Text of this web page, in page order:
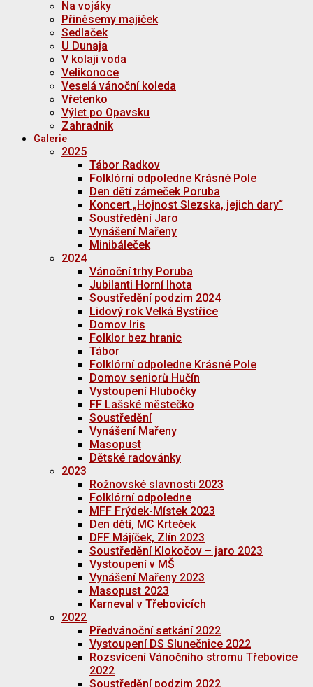
Na vojáky
Přiněsemy majiček
Sedlaček
U Dunaja
V kolaji voda
Velikonoce
Veselá vánoční koleda
Vřetenko
Výlet po Opavsku
Zahradnik
Galerie
2025
Tábor Radkov
Folklórní odpoledne Krásné Pole
Den dětí zámeček Poruba
Koncert „Hojnost Slezska, jejich dary“
Soustředění Jaro
Vynášení Mařeny
Minibáleček
2024
Vánoční trhy Poruba
Jubilanti Horní lhota
Soustředění podzim 2024
Lidový rok Velká Bystřice
Domov Iris
Folklor bez hranic
Tábor
Folklórní odpoledne Krásné Pole
Domov seniorů Hučín
Vystoupení Hlubočky
FF Lašské městečko
Soustředění
Vynášení Mařeny
Masopust
Dětské radovánky
2023
Rožnovské slavnosti 2023
Folklórní odpoledne
MFF Frýdek-Místek 2023
Den dětí, MC Krteček
DFF Májíček, Zlín 2023
Soustředění Klokočov – jaro 2023
Vystoupení v MŠ
Vynášení Mařeny 2023
Masopust 2023
Karneval v Třebovicích
2022
Předvánoční setkání 2022
Vystoupení DS Slunečnice 2022
Rozsvícení Vánočního stromu Třebovice
2022
Soustředění podzim 2022